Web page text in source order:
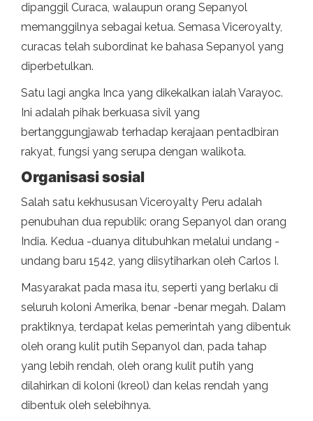
dipanggil Curaca, walaupun orang Sepanyol
memanggilnya sebagai ketua. Semasa Viceroyalty,
curacas telah subordinat ke bahasa Sepanyol yang
diperbetulkan.
Satu lagi angka Inca yang dikekalkan ialah Varayoc.
Ini adalah pihak berkuasa sivil yang
bertanggungjawab terhadap kerajaan pentadbiran
rakyat, fungsi yang serupa dengan walikota.
Organisasi sosial
Salah satu kekhususan Viceroyalty Peru adalah
penubuhan dua republik: orang Sepanyol dan orang
India. Kedua -duanya ditubuhkan melalui undang -
undang baru 1542, yang diisytiharkan oleh Carlos I.
Masyarakat pada masa itu, seperti yang berlaku di
seluruh koloni Amerika, benar -benar megah. Dalam
praktiknya, terdapat kelas pemerintah yang dibentuk
oleh orang kulit putih Sepanyol dan, pada tahap
yang lebih rendah, oleh orang kulit putih yang
dilahirkan di koloni (kreol) dan kelas rendah yang
dibentuk oleh selebihnya.